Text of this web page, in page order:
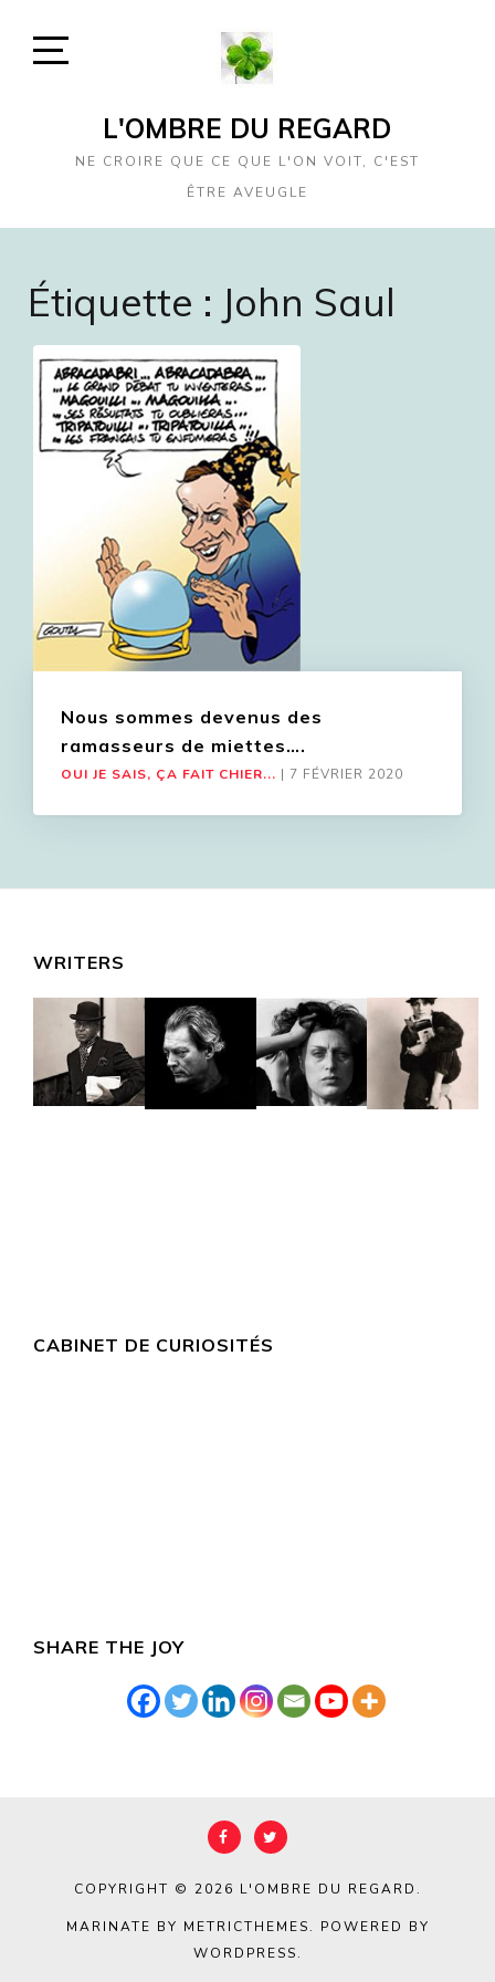
SidebarL'OMBRE DU REGARD
NE CROIRE QUE CE QUE L'ON VOIT, C'EST
ÊTRE AVEUGLE
Étiquette : John Saul
Nous sommes devenus des
ramasseurs de miettes….
OUI JE SAIS, ÇA FAIT CHIER... | 7 FÉVRIER 2020
WRITERS
CABINET DE CURIOSITÉS
SHARE THE JOY
COPYRIGHT © 2026 L'OMBRE DU REGARD.
MARINATE BY METRICTHEMES. POWERED BY
WORDPRESS.